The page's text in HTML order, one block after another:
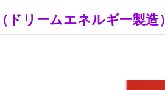
リームエネルギー製造）